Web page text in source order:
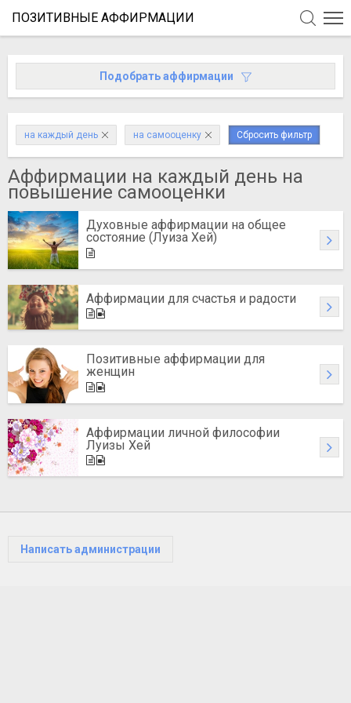
ПОЗИТИВНЫЕ АФФИРМАЦИИ
Подобрать аффирмации
на каждый день на самооценку Сбросить фильтр
Аффирмации на каждый день на
повышение самооценки
Духовные аффирмации на общее
состояние (Луиза Хей)
Аффирмации для счастья и радости
Позитивные аффирмации для
женщин
Аффирмации личной философии
Луизы Хей
Написать администрации